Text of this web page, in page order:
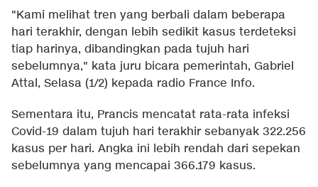
"Kami melihat tren yang berbali dalam beberapa
hari terakhir, dengan lebih sedikit kasus terdeteksi
tiap harinya, dibandingkan pada tujuh hari
sebelumnya," kata juru bicara pemerintah, Gabriel
Attal, Selasa (1/2) kepada radio France Info.
Sementara itu, Prancis mencatat rata-rata infeksi
Covid-19 dalam tujuh hari terakhir sebanyak 322.256
kasus per hari. Angka ini lebih rendah dari sepekan
sebelumnya yang mencapai 366.179 kasus.